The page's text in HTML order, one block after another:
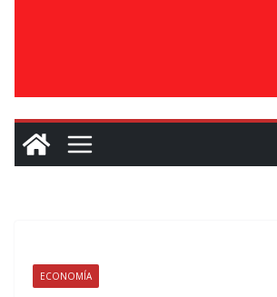
ECONOMÍA